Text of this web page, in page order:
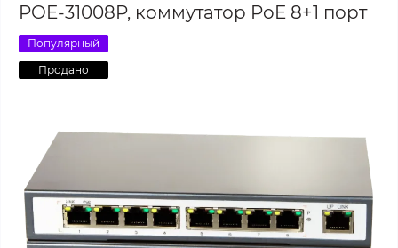
POE-31008P, коммутатор PoE 8+1 порт
Популярный
Продано